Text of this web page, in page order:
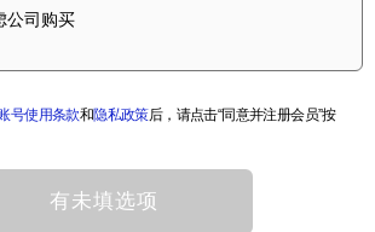
公司购买
号使用条款和隐私政策后，请点击“同意并注册会员”按